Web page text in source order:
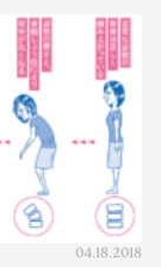
04.18.2018